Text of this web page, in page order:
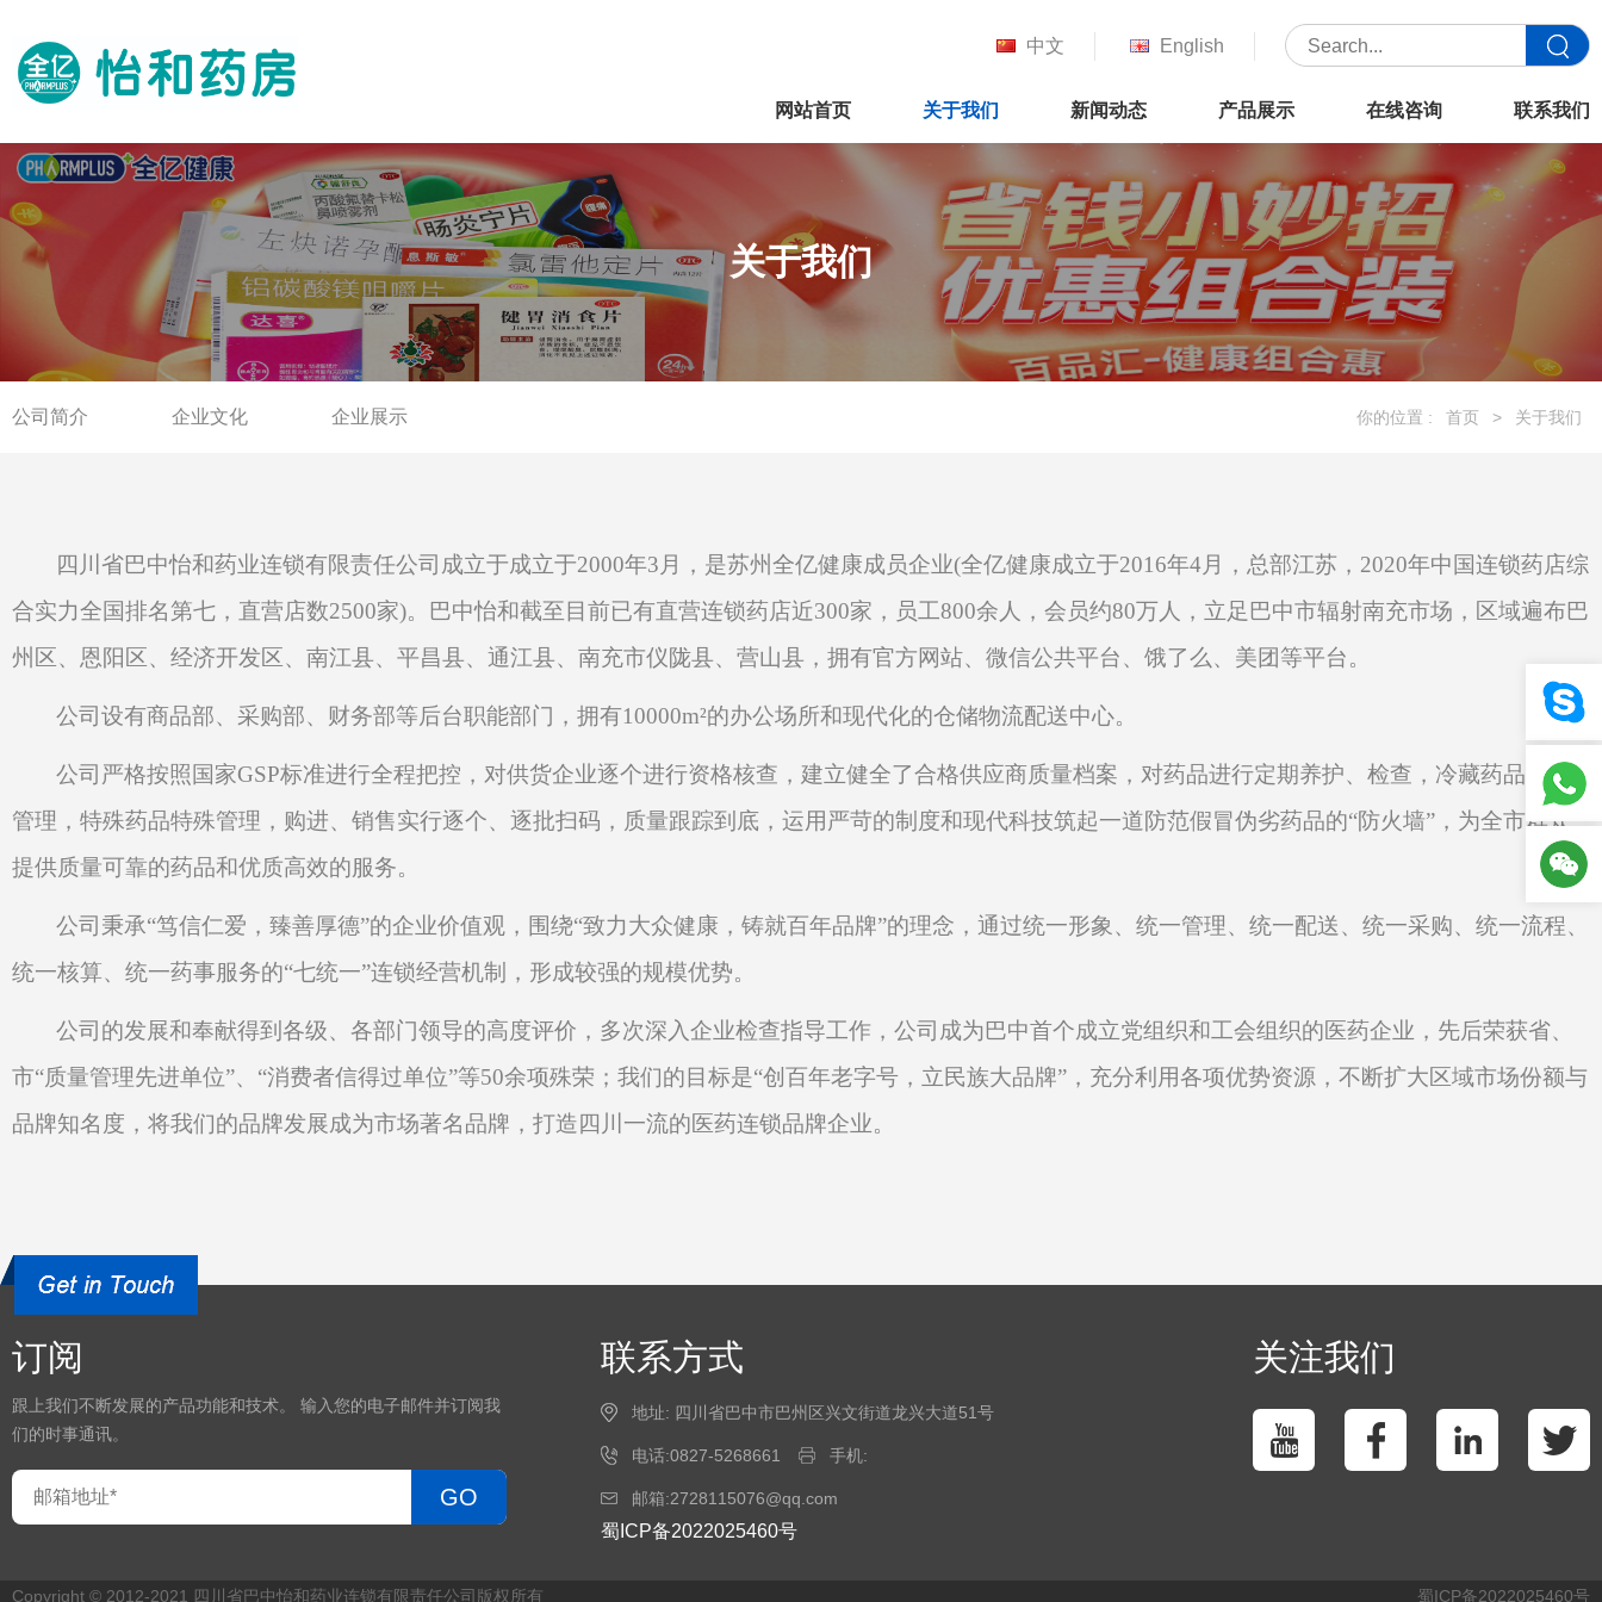
中文 English
网站首页 关于我们 新闻动态 产品展示 在线咨询 联系我们
关于我们
公司简介 企业文化 企业展示 你的位置 : 首页 > 关于我们
四川省巴中怡和药业连锁有限责任公司成立于成立于2000年3月，是苏州全亿健康成员企业(全亿健康成立于2016年4月，总部江苏，2020年中国连锁药店综
合实力全国排名第七，直营店数2500家)。巴中怡和截至目前已有直营连锁药店近300家，员工800余人，会员约80万人，立足巴中市辐射南充市场，区域遍布巴
州区、恩阳区、经济开发区、南江县、平昌县、通江县、南充市仪陇县、营山县，拥有官方网站、微信公共平台、饿了么、美团等平台。
公司设有商品部、 采购部、 财务部等后台职能部门 ，拥有10000m²的办公场所和现代化的仓储物流配送中心。
公司严格按照国家GSP标准进行全程把控，对供货企业逐个进行资格核查，建立健全了合格供应商质量档案，对药品进行定期养护、检查，冷藏药品冷链
管理，特殊药品特殊管理，购进、销售实行逐个、逐批扫码，质量跟踪到底，运用严苛的制度和现代科技筑起一道防范假冒伪劣药品的“防火墙”，为全市群众
提供质量可靠的药品和优质高效的服务。
公司秉承“笃信仁爱，臻善厚德”的企业价值观，围绕“致力大众健康，铸就百年品牌”的理念，通过统一形象、统一管理、统一配送、统一采购、统一流程、
统一核算、统一药事服务的“七统一”连锁经营机制，形成较强的规模优势。
公司的发展和奉献得到各级、各部门领导的高度评价，多次深入企业检查指导工作，公司成为巴中首个成立党组织和工会组织的医药企业，先后荣获省、
市“质量管理先进单位”、“消费者信得过单位”等50余项殊荣；我们的目标是“创百年老字号，立民族大品牌”，充分利用各项优势资源，不断扩大区域市场份额与
品牌知名度，将我们的品牌发展成为市场著名品牌，打造四川一流的医药连锁品牌企业。
订阅
跟上我们不断发展的产品功能和技术。 输入您的电子邮件并订阅我
们的时事通讯。
GO
联系方式
地址: 四川省巴中市巴州区兴文街道龙兴大道51号
电话:0827-5268661 手机:
邮箱:2728115076@qq.com
蜀ICP备2022025460号
关注我们
Copyright © 2012-2021 四川省巴中怡和药业连锁有限责任公司版权所有 蜀ICP备2022025460号